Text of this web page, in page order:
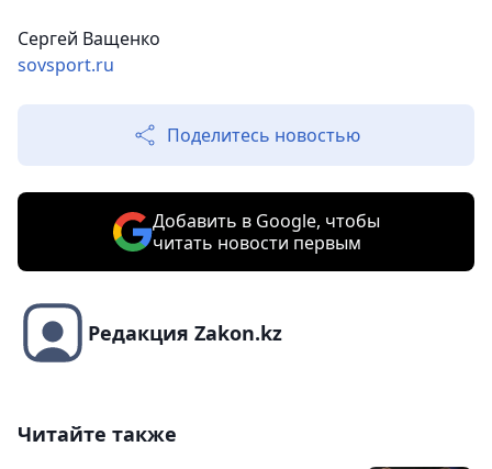
Сергей Ващенко
sovsport.ru
Поделитесь новостью
Добавить в Google, чтобы
читать новости первым
Редакция Zakon.kz
Читайте также